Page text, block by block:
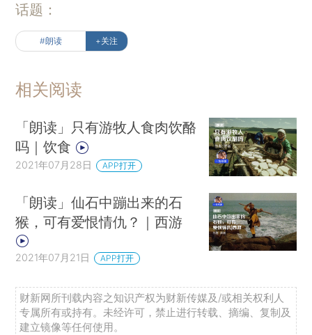
话题：
#朗读 +关注
相关阅读
「朗读」只有游牧人食肉饮酪
吗｜饮食
2021年07月28日 APP打开
「朗读」仙石中蹦出来的石
猴，可有爱恨情仇？｜西游
2021年07月21日 APP打开
财新网所刊载内容之知识产权为财新传媒及/或相关权利人
专属所有或持有。未经许可，禁止进行转载、摘编、复制及
建立镜像等任何使用。